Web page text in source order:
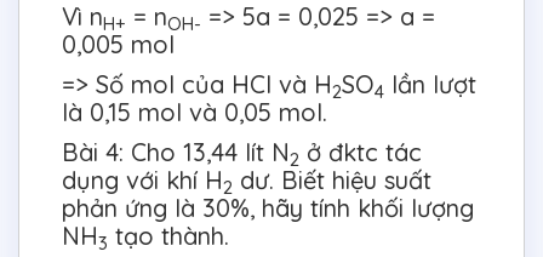
Vì nH+ = nOH- => 5a = 0,025 => a =
0,005 mol
=> Số mol của HCl và H2SO4 lần lượt
là 0,15 mol và 0,05 mol.
Bài 4: Cho 13,44 lít N2 ở đktc tác
dụng với khí H2 dư. Biết hiệu suất
phản ứng là 30%, hãy tính khối lượng
NH3 tạo thành.